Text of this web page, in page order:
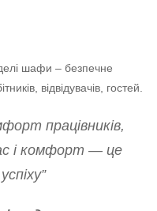
шафи – безпечне
відвідувачів, гостей.
працівників,
і комфорт — це